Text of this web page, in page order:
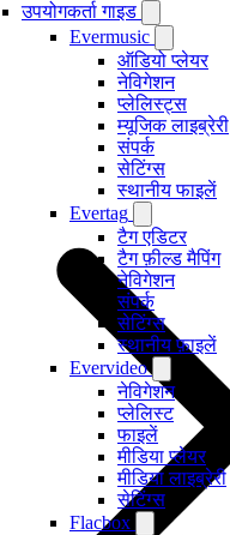
उपयोगकर्ता गाइड
Evermusic
ऑडियो प्लेयर
नेविगेशन
प्लेलिस्ट्स
म्यूजिक लाइब्रेरी
संपर्क
सेटिंग्स
स्थानीय फाइलें
Evertag
टैग एडिटर
टैग फ़ील्ड मैपिंग
नेविगेशन
संपर्क
सेटिंग्स
स्थानीय फ़ाइलें
Evervideo
नेविगेशन
प्लेलिस्ट
फाइलें
मीडिया प्लेयर
मीडिया लाइब्रेरी
सेटिंग्स
Flacbox